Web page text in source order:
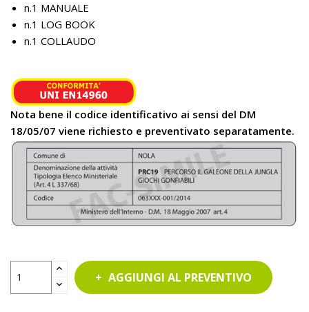
n.1 MANUALE
n.1 LOG BOOK
n.1 COLLAUDO
Nota bene il codice identificativo ai sensi del DM
18/05/07 viene richiesto e preventivato separatamente.
AGGIUNGI AL PREVENTIVO